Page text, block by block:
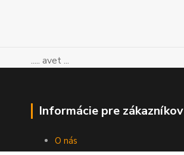
..... avet ...
Informácie pre zákazníkov
O nás